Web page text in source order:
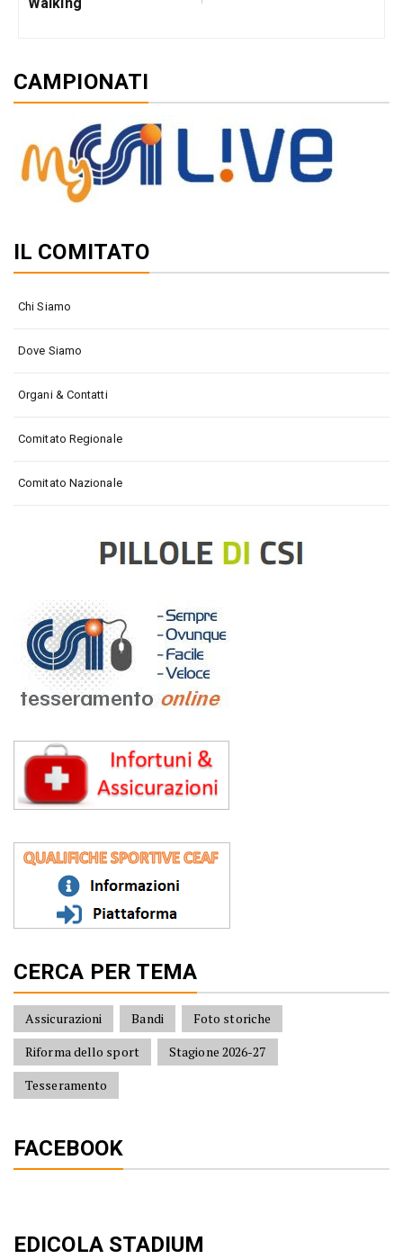
Walking
CAMPIONATI
IL COMITATO
Chi Siamo
Dove Siamo
Organi & Contatti
Comitato Regionale
Comitato Nazionale
CERCA PER TEMA
Assicurazioni Bandi
Foto storiche
Riforma dello sport
Stagione 2026-27
Tesseramento
FACEBOOK
EDICOLA STADIUM